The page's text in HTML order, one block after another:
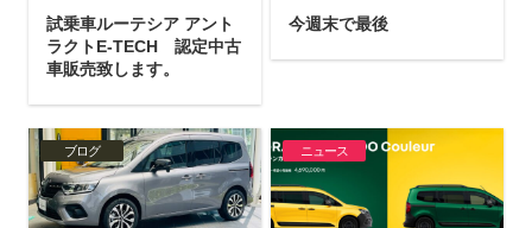
試乗車ルーテシア アント
ラクトE-TECH 認定中古
車販売致します。
今週末で最後
ブログ ニュース